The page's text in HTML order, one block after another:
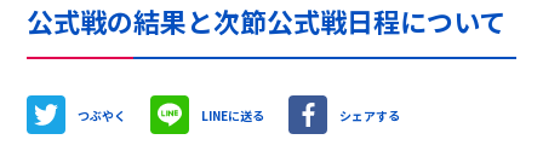
公式戦の結果と次節公式戦日程について
つぶやく LINEに送る シェアする